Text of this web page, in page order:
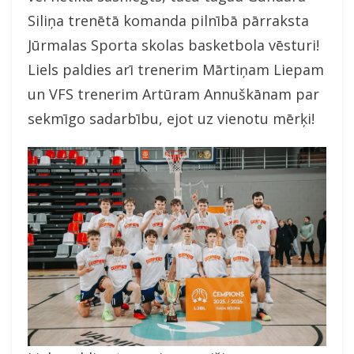
Siliņa trenētā komanda pilnībā pārraksta
Jūrmalas Sporta skolas basketbola vēsturi!
Liels paldies arī trenerim Mārtiņam Liepam
un VFS trenerim Artūram Annuškānam par
sekmīgo sadarbību, ejot uz vienotu mērķi!